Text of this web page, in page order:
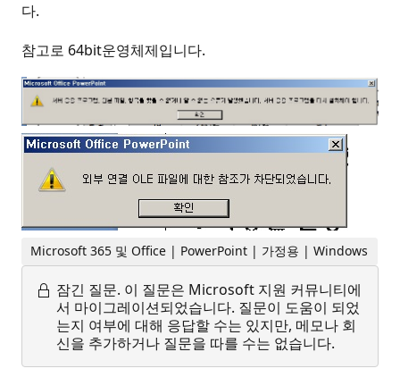
다.
참고로 64bit운영체제입니다.
Microsoft 365 및 Office | PowerPoint | 가정용 | Windows
잠긴 질문. 이 질문은 Microsoft 지원 커뮤니티에
서 마이그레이션되었습니다. 질문이 도움이 되었
는지 여부에 대해 응답할 수는 있지만, 메모나 회
신을 추가하거나 질문을 따를 수는 없습니다.